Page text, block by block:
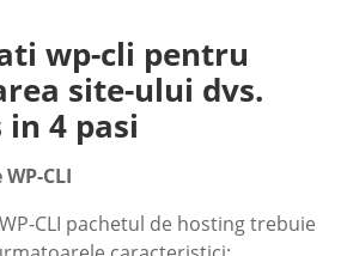
wp-cli pentru
site-ului dvs.
in 4 pasi
CLI
CLI pachetul de hosting trebuie